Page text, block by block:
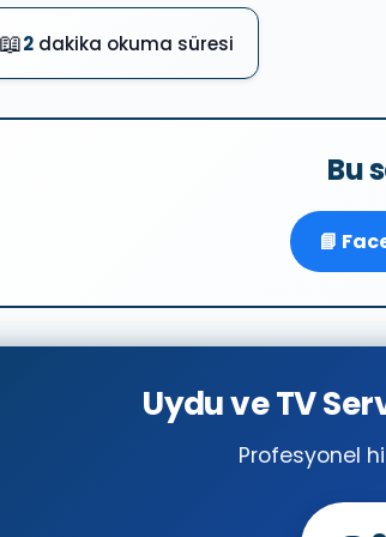
📖2 dakika okuma süresi
Bu
📘
Uydu ve TV
Profesyonel